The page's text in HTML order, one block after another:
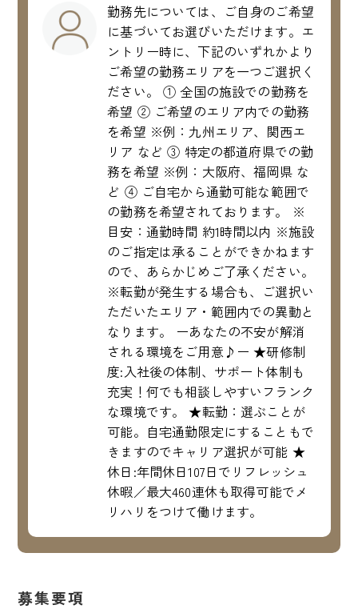
勤務先については、ご自身のご希望
に基づいてお選びいただけます。エ
ントリー時に、下記のいずれかより
ご希望の勤務エリアを一つご選択く
ださい。 ① 全国の施設での勤務を
希望 ② ご希望のエリア内での勤務
を希望 ※例：九州エリア、関西エ
リア など ③ 特定の都道府県での勤
務を希望 ※例：大阪府、福岡県 な
ど ④ ご自宅から通勤可能な範囲で
の勤務を希望されております。 ※
目安：通勤時間 約1時間以内 ※施設
のご指定は承ることができかねます
ので、あらかじめご了承ください。
※転勤が発生する場合も、ご選択い
ただいたエリア・範囲内での異動と
なります。 ーあなたの不安が解消
される環境をご用意♪ー ★研修制
度:入社後の体制、サポート体制も
充実！何でも相談しやすいフランク
な環境です。 ★転勤：選ぶことが
可能。自宅通勤限定にすることもで
きますのでキャリア選択が可能 ★
休日:年間休日107日でリフレッシュ
休暇／最大460連休も取得可能でメ
リハリをつけて働けます。
募集要項